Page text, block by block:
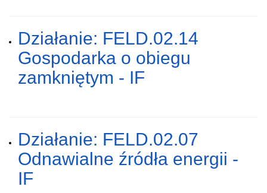
Działanie: FELD.02.14
Gospodarka o obiegu
zamkniętym - IF
Działanie: FELD.02.07
Odnawialne źródła energii -
IF